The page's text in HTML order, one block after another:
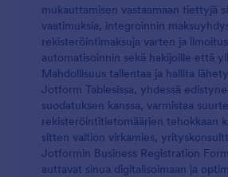
mukauttamisen vastaamaan tiettyjä
vaatimuksia, integroinnin
rekisteröintimaksuja varten ja
automatisoinnin sekä hakijoille että
Mahdollisuus tallentaa ja hallita
Jotform Tablesissa, yhdessä
suodatuksen kanssa, varmistaa
rekisteröintitietomäärien tehokkaan
sitten valtion virkamies,
Jotformin Business Registration
auttavat sinua digitalisoimaan ja